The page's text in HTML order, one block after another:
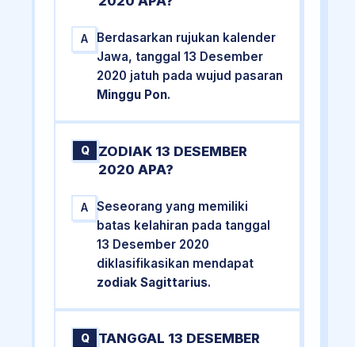
A
Berdasarkan rujukan kalender
Jawa, tanggal 13 Desember
2020 jatuh pada wujud pasaran
Minggu Pon.
Q
ZODIAK 13 DESEMBER
2020 APA?
A
Seseorang yang memiliki
batas kelahiran pada tanggal
13 Desember 2020
diklasifikasikan mendapat
zodiak Sagittarius.
Q
TANGGAL 13 DESEMBER